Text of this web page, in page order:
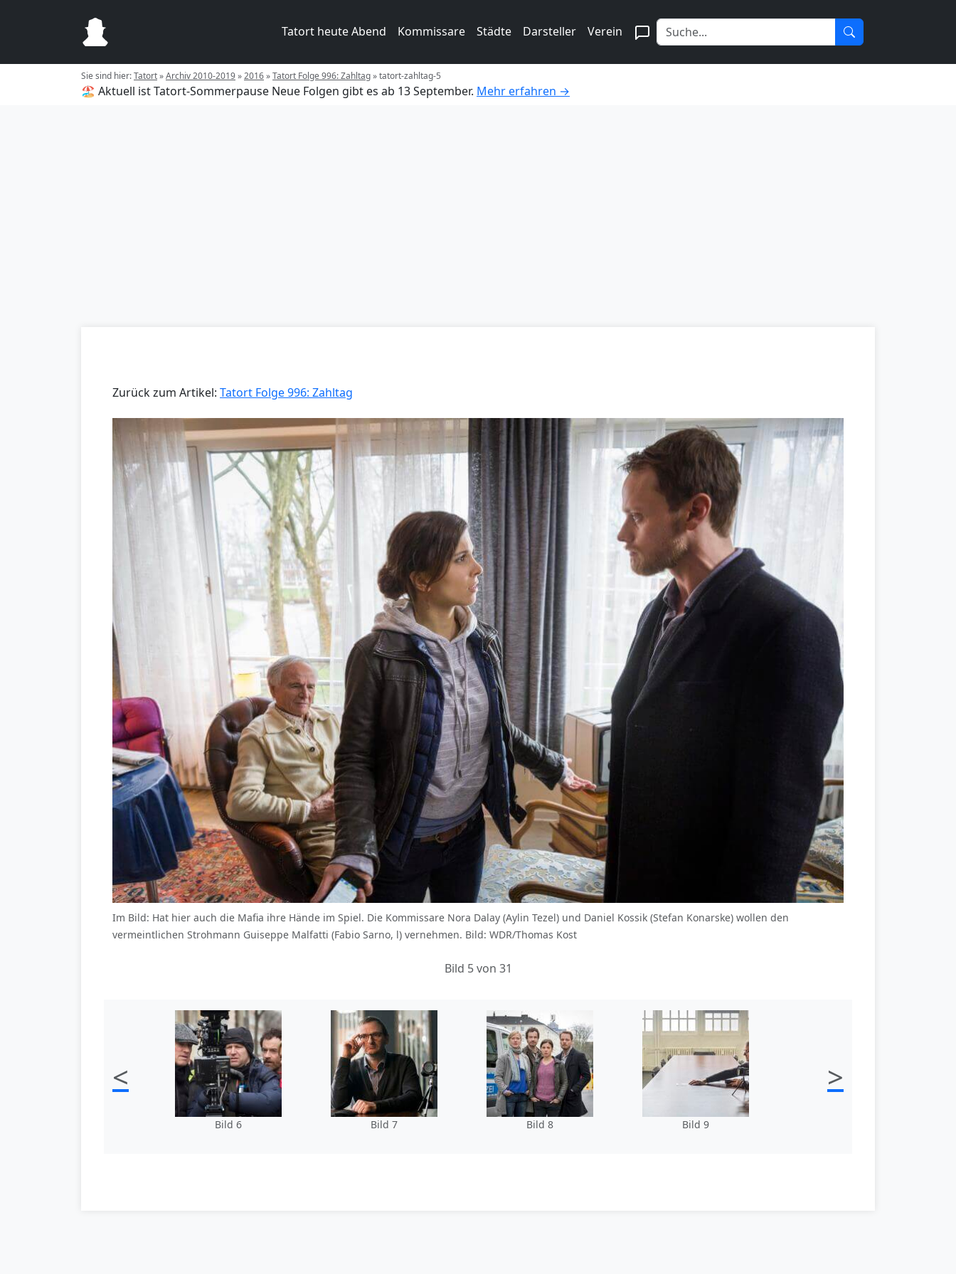
Tatort heute Abend Kommissare Städte Darsteller Verein
Sie sind hier:Tatort»Archiv 2010-2019»2016»Tatort Folge 996: Zahltag»tatort-zahltag-5
🏖️ Aktuell ist Tatort-Sommerpause Neue Folgen gibt es ab 13 September. Mehr erfahren →
Zurück zum Artikel: Tatort Folge 996: Zahltag
Im Bild: Hat hier auch die Mafia ihre Hände im Spiel. Die Kommissare Nora Dalay (Aylin Tezel) und Daniel Kossik (Stefan Konarske) wollen den
vermeintlichen Strohmann Guiseppe Malfatti (Fabio Sarno, l) vernehmen. Bild: WDR/Thomas Kost
Bild 5 von 31
<
Bild 6 Bild 7 Bild 8 Bild 9
>